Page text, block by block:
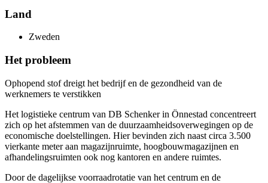
Land
Zweden
Het probleem
Ophopend stof dreigt het bedrijf en de gezondheid van de
werknemers te verstikken
Het logistieke centrum van DB Schenker in Önnestad concentreert
zich op het afstemmen van de duurzaamheidsoverwegingen op de
economische doelstellingen. Hier bevinden zich naast circa 3.500
vierkante meter aan magazijnruimte, hoogbouwmagazijnen en
afhandelingsruimten ook nog kantoren en andere ruimtes.
Door de dagelijkse voorraadrotatie van het centrum en de